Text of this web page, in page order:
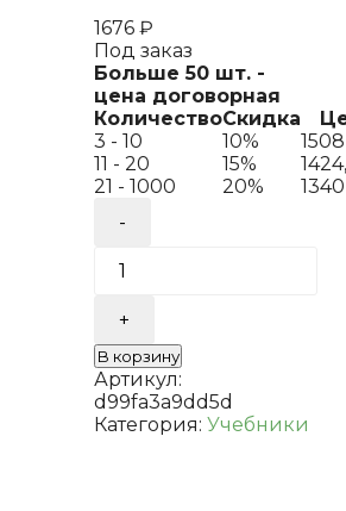
1676 ₽
Под заказ
Больше 50 шт. -
цена договорная
КоличествоСкидка
3 - 10
10%
11 - 20
15%
21 - 1000
20%
Учебник.
(ФГОС).
В корзину
Артикул:
d99fa3a9dd5d
Категория: Учебники